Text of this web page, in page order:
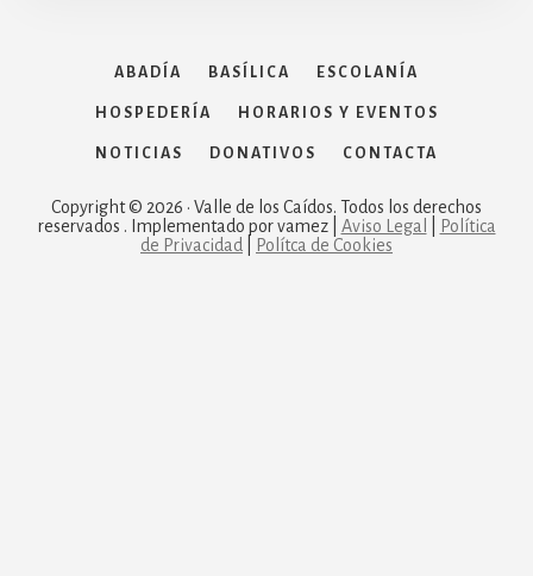
ABADÍA BASÍLICA ESCOLANÍA
HOSPEDERÍA HORARIOS Y EVENTOS
NOTICIAS DONATIVOS CONTACTA
Copyright © 2026 · Valle de los Caídos. Todos los derechos
reservados . Implementado por vamez | Aviso Legal
Política
de Privacidad
Polítca de Cookies